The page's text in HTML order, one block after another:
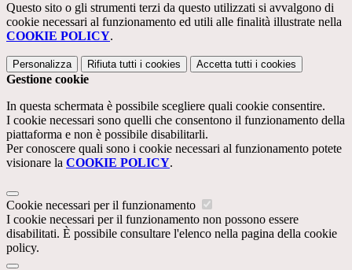
Questo sito o gli strumenti terzi da questo utilizzati si avvalgono di
cookie necessari al funzionamento ed utili alle finalità illustrate nella
COOKIE POLICY.
Personalizza Rifiuta tutti i cookies Accetta tutti i cookies
Gestione cookie
In questa schermata è possibile scegliere quali cookie consentire.
I cookie necessari sono quelli che consentono il funzionamento della
piattaforma e non è possibile disabilitarli.
Per conoscere quali sono i cookie necessari al funzionamento potete
visionare la COOKIE POLICY.
Cookie necessari per il funzionamento
I cookie necessari per il funzionamento non possono essere
disabilitati. È possibile consultare l'elenco nella pagina della cookie
policy.